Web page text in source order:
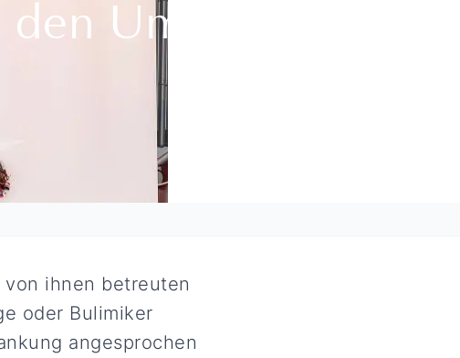
Umgang
ihnen betreuten
oder Bulimiker
angesprochen